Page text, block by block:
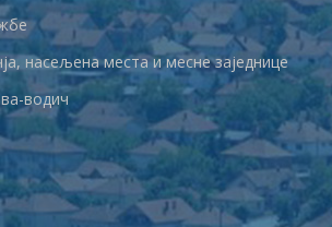
насељена места и месне заједнице
водич